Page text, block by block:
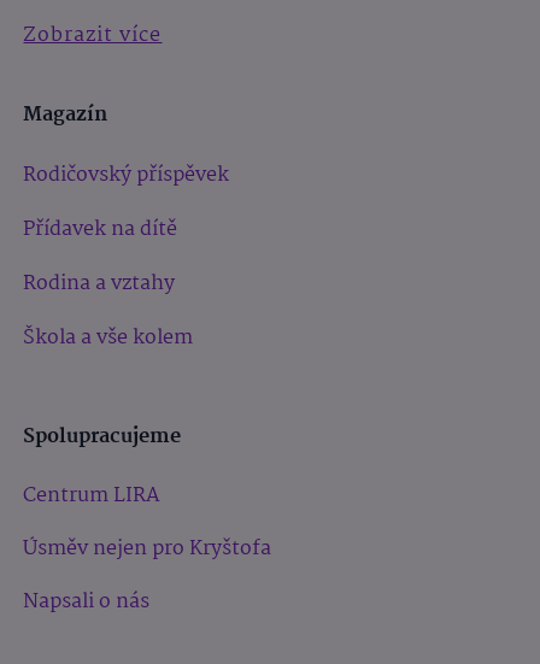
Zobrazit více
Magazín
Rodičovský příspěvek
Přídavek na dítě
Rodina a vztahy
Škola a vše kolem
Spolupracujeme
Centrum LIRA
Úsměv nejen pro Kryštofa
Napsali o nás